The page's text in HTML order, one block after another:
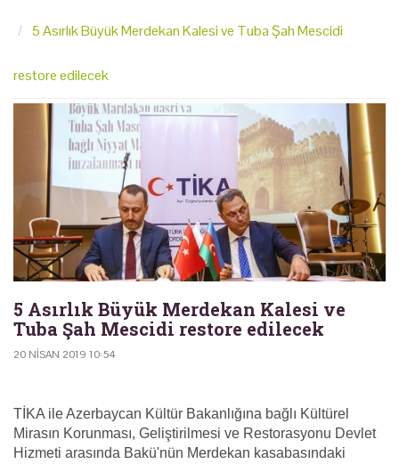
5 Asırlık Büyük Merdekan Kalesi ve Tuba Şah Mescidi
restore edilecek
5 Asırlık Büyük Merdekan Kalesi ve
Tuba Şah Mescidi restore edilecek
20 NISAN 2019 10:54
TİKA ile Azerbaycan Kültür Bakanlığına bağlı Kültürel
Mirasın Korunması, Geliştirilmesi ve Restorasyonu Devlet
Hizmeti arasında Bakü'nün Merdekan kasabasındaki